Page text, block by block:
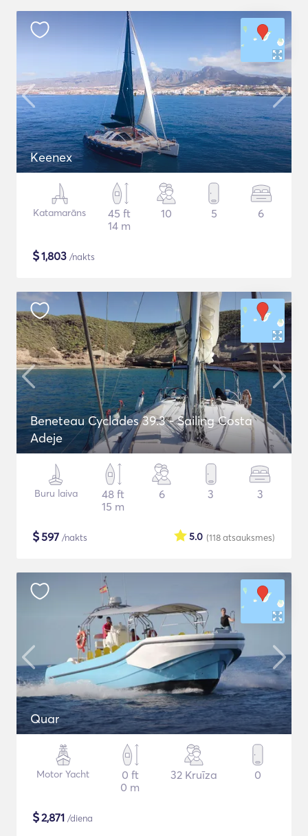
Keenex
Katamarāns
45 ft
14 m
10 5 6
$1,803 /nakts
Beneteau Cyclades 39.3 - Sailing Costa
Adeje
Buru laiva
48 ft
15 m
6 3 3
$597 /nakts (118atsauksmes)
5.0
Quar
Motor Yacht
0 ft
0 m
32 Kruīza 0
$2,871 /diena